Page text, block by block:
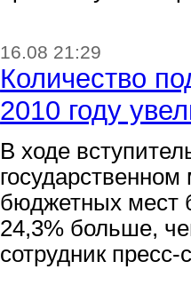
16.08 21:29
Количество
2010 году
В ходе
бюджетных мест
24,3% больше,
сотрудник